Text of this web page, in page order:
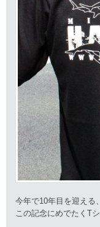
今年で10年目を迎える
この記念にめでたくT